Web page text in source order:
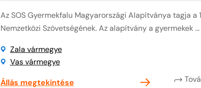
Az SOS Gyermekfalu Magyarországi Alapítványa tagja a
Nemzetközi Szövetségének. Az alapítvány a gyermekek ...
Zala vármegye
Vas vármegye
Állás megtekintése